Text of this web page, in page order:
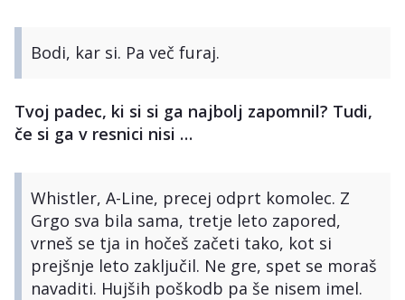
Bodi, kar si. Pa več furaj.
Tvoj padec, ki si si ga najbolj zapomnil? Tudi,
če si ga v resnici nisi …
Whistler, A-Line, precej odprt komolec. Z
Grgo sva bila sama, tretje leto zapored,
vrneš se tja in hočeš začeti tako, kot si
prejšnje leto zaključil. Ne gre, spet se moraš
navaditi. Hujših poškodb pa še nisem imel.